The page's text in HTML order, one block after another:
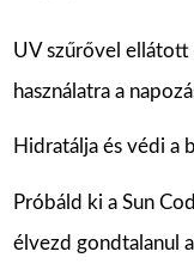
UV szűrővel ellátott
használatra a
Hidratálja és védi a
Próbáld ki a Sun
élvezd gondtalanul